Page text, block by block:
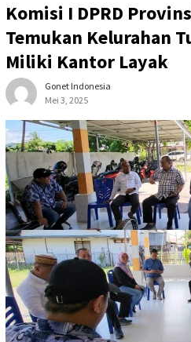
Komisi I DPRD
Temukan Kelurahan
Miliki Kantor Layak
Gonet Indonesia
Mei 3, 2025